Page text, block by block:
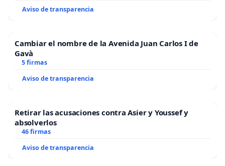
Aviso de transparencia
Cambiar el nombre de la Avenida Juan Carlos I de
Gavà
5 firmas
Aviso de transparencia
Retirar las acusaciones contra Asier y Youssef y
absolverlos
46 firmas
Aviso de transparencia